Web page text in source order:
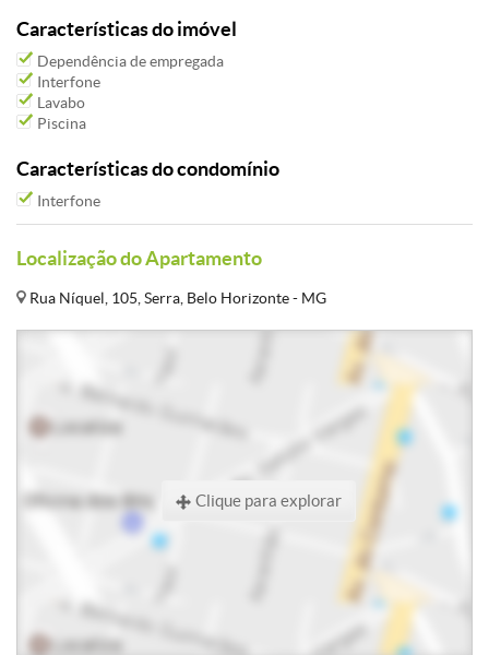
Características do imóvel
Dependência de empregada
Interfone
Lavabo
Piscina
Características do condomínio
Interfone
Localização do Apartamento
Rua Níquel, 105, Serra, Belo Horizonte - MG
Clique para explorar